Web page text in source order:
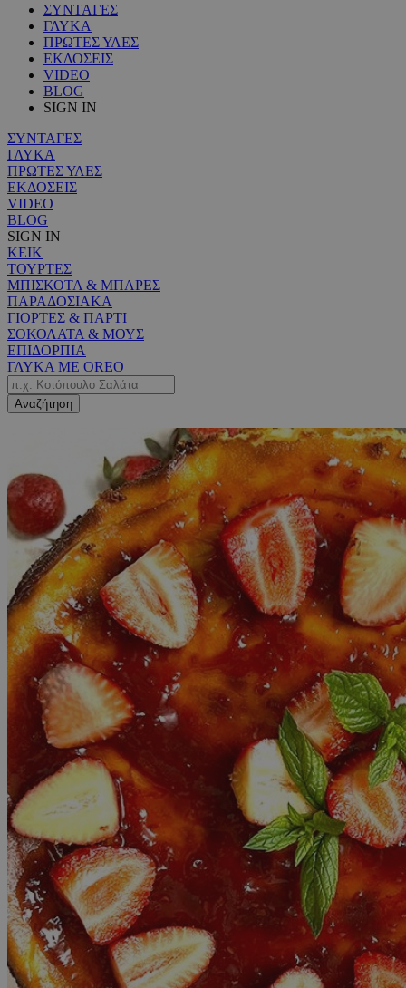
ΣΥΝΤΑΓΕΣ
ΓΛΥΚΑ
ΠΡΩΤΕΣ ΥΛΕΣ
ΕΚΔΟΣΕΙΣ
VIDEO
BLOG
SIGN IN
ΣΥΝΤΑΓΕΣ
ΓΛΥΚΑ
ΠΡΩΤΕΣ ΥΛΕΣ
ΕΚΔΟΣΕΙΣ
VIDEO
BLOG
SIGN IN
ΚΕΙΚ
ΤΟΥΡΤΕΣ
ΜΠΙΣΚΟΤΑ & ΜΠΑΡΕΣ
ΠΑΡΑΔΟΣΙΑΚΑ
ΓΙΟΡΤΕΣ & ΠΑΡΤΙ
ΣΟΚΟΛΑΤΑ & ΜΟΥΣ
ΕΠΙΔΟΡΠΙΑ
ΓΛΥΚΑ ΜΕ OREO
Αναζήτηση